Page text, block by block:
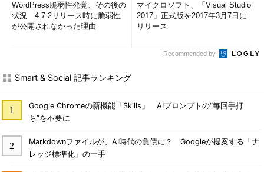
WordPress脆弱性発覚、その後の
状況 4.7.2リリース時に脆弱性
が公開されなかった理由
マイクロソフト、「Visual Studio
2017」正式版を2017年3月7日に
リリース
Recommended by
Smart & Social 記事ランキング
Google Chromeの新機能「Skills」 AIプロンプトの“毎回手打
ち”を不要に
Markdownファイルが、AI時代の負債に？ Googleが提案する「ナ
レッジ標準化」の一手